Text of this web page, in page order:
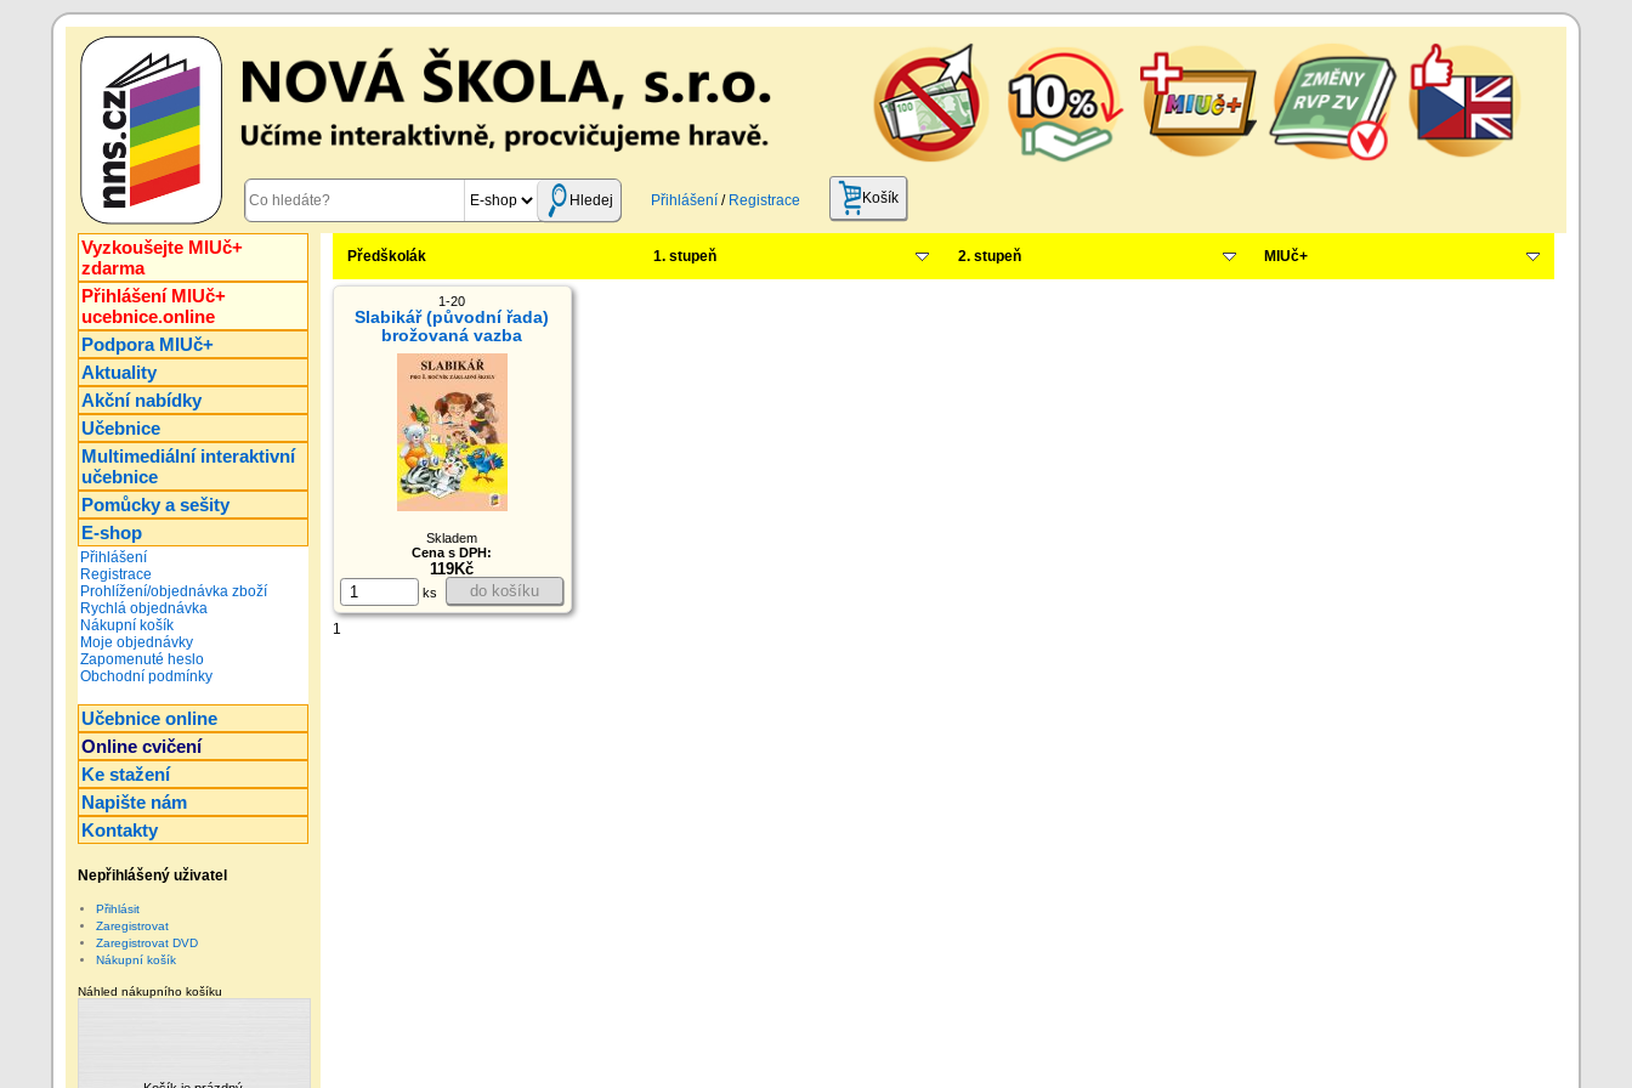
Hledej Přihlášení/ Registrace Košík
Vyzkoušejte MIUč+
zdarma
Přihlášení MIUč+
ucebnice.online
Podpora MIUč+
Aktuality
Akční nabídky
Učebnice
Multimediální interaktivní
učebnice
Pomůcky a sešity
E-shop
Přihlášení
Registrace
Prohlížení/objednávka zboží
Rychlá objednávka
Nákupní košík
Moje objednávky
Zapomenuté heslo
Obchodní podmínky
Učebnice online
Online cvičení
Ke stažení
Napište nám
Kontakty
Nepřihlášený uživatel
Přihlásit
Zaregistrovat
Zaregistrovat DVD
Nákupní košík
Náhled nákupního košíku
Předškolák 1. stupeň 2. stupeň MIUč+
1-20
Slabikář (původní řada)
brožovaná vazba
Skladem
Cena s DPH:
119Kč
ks do košíku
1